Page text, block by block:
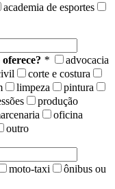
academia de esportes
*
advocacia
corte e costura
limpeza
pintura
produção
oficina
outro
moto-taxi
ônibus ou